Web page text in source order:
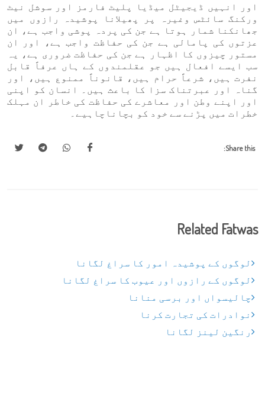
اور انہیں ڈیجیٹل میڈیا پلیٹ فارمز اور سوشل نیٹ
ورکنگ سائٹس وغیرہ پر پھیلانا پوشیدہ رازوں میں
جھانکنا شمار ہوتا ہے جن کی پردہ پوشی واجب ہے، ان
عزتوں کی پامالی ہے جن کی حفاظت واجب ہے، اور ان
مستور چیزوں کا اظہار ہے جن کی حفاظت ضروری ہے، یہ
سب ایسے افعال ہیں جو عقلمندوں کے ہاں عرفاً قابل
نفرت ہیں، شرعاً حرام ہیں، قانوناً ممنوع ہیں، اور
گناہ اور عبرتناک سزا کا باعث ہیں۔ انسان کو اپنی
اور اپنے وطن اور معاشرے کی حفاظت کی خاطر ان مہلک
خطرات میں پڑنے سے خود کو بچاناچاہیے۔
Share this:
Related Fatwas
لوگوں کے پوشیدہ امور کا سراغ لگانا
لوگوں کے رازوں اور عیوب کا سراغ لگانا
چالیسواں اور برسی منانا
نوادرات کی تجارت کرنا
رنگین لینز لگانا